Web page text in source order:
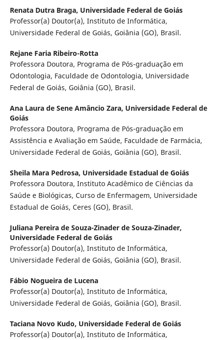
Renata Dutra Braga, Universidade Federal de Goiás
Professor(a) Doutor(a), Instituto de Informática,
Universidade Federal de Goiás, Goiânia (GO), Brasil.
Rejane Faria Ribeiro-Rotta
Professora Doutora, Programa de Pós-graduação em
Odontologia, Faculdade de Odontologia, Universidade
Federal de Goiás, Goiânia (GO), Brasil.
Ana Laura de Sene Amâncio Zara, Universidade Federal de
Goiás
Professora Doutora, Programa de Pós-graduação em
Assistência e Avaliação em Saúde, Faculdade de Farmácia,
Universidade Federal de Goiás, Goiânia (GO), Brasil.
Sheila Mara Pedrosa, Universidade Estadual de Goiás
Professora Doutora, Instituto Acadêmico de Ciências da
Saúde e Biológicas, Curso de Enfermagem, Universidade
Estadual de Goiás, Ceres (GO), Brasil.
Juliana Pereira de Souza-Zinader de Souza-Zinader,
Universidade Federal de Goiás
Professor(a) Doutor(a), Instituto de Informática,
Universidade Federal de Goiás, Goiânia (GO), Brasil.
Fábio Nogueira de Lucena
Professor(a) Doutor(a), Instituto de Informática,
Universidade Federal de Goiás, Goiânia (GO), Brasil.
Taciana Novo Kudo, Universidade Federal de Goiás
Professor(a) Doutor(a), Instituto de Informática,